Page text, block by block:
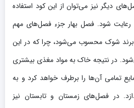
دیگر نیز می‌توان از این کود استفاده
رعایت شود. فصل بهار جزء فصل‌های مهم
شوک محسوب می‌شود، چرا که در این
در نتیجه خاک به مواد مغذی بیشتری
تمامی آن‌ها را برطرف خواهد کرد و به
در فصل‌های زمستان و تابستان نیز